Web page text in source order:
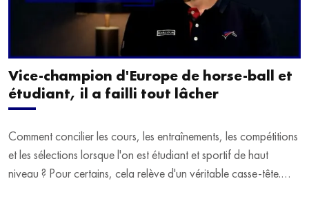
Vice-champion d'Europe de horse-ball et
étudiant, il a failli tout lâcher
Comment concilier les cours, les entraînements, les compétitions
et les sélections lorsque l'on est étudiant et sportif de haut
niveau ? Pour certains, cela relève d'un véritable casse-tête.